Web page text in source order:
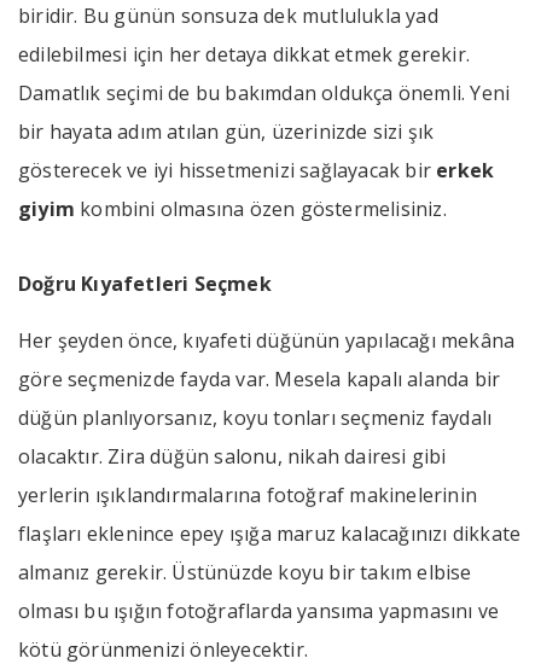
biridir. Bu günün sonsuza dek mutlulukla yad
edilebilmesi için her detaya dikkat etmek gerekir.
Damatlık seçimi de bu bakımdan oldukça önemli. Yeni
bir hayata adım atılan gün, üzerinizde sizi şık
gösterecek ve iyi hissetmenizi sağlayacak bir erkek
giyim kombini olmasına özen göstermelisiniz.
Doğru Kıyafetleri Seçmek
Her şeyden önce, kıyafeti düğünün yapılacağı mekâna
göre seçmenizde fayda var. Mesela kapalı alanda bir
düğün planlıyorsanız, koyu tonları seçmeniz faydalı
olacaktır. Zira düğün salonu, nikah dairesi gibi
yerlerin ışıklandırmalarına fotoğraf makinelerinin
flaşları eklenince epey ışığa maruz kalacağınızı dikkate
almanız gerekir. Üstünüzde koyu bir takım elbise
olması bu ışığın fotoğraflarda yansıma yapmasını ve
kötü görünmenizi önleyecektir.